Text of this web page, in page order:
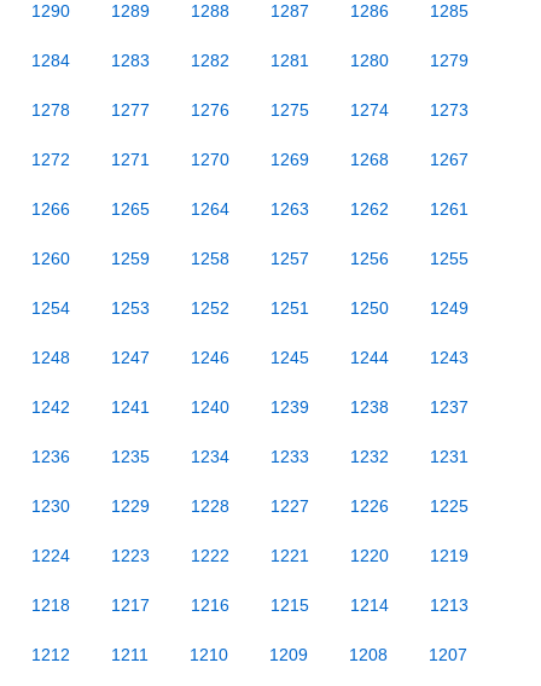
1290 1289 1288 1287 1286 1285
1284 1283 1282 1281 1280 1279
1278 1277 1276 1275 1274 1273
1272 1271 1270 1269 1268 1267
1266 1265 1264 1263 1262 1261
1260 1259 1258 1257 1256 1255
1254 1253 1252 1251 1250 1249
1248 1247 1246 1245 1244 1243
1242 1241 1240 1239 1238 1237
1236 1235 1234 1233 1232 1231
1230 1229 1228 1227 1226 1225
1224 1223 1222 1221 1220 1219
1218 1217 1216 1215 1214 1213
1212 1211 1210 1209 1208 1207